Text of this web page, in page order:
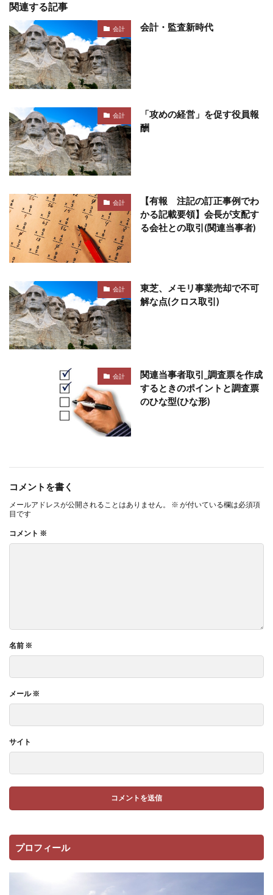
関連する記事
会計 会計・監査新時代
会計
「攻めの経営」を促す役員報
酬
会計
【有報 注記の訂正事例でわ
かる記載要領】会長が支配す
る会社との取引(関連当事者)
会計
東芝、メモリ事業売却で不可
解な点(クロス取引)
会計
関連当事者取引_調査票を作成
するときのポイントと調査票
のひな型(ひな形)
コメントを書く
メールアドレスが公開されることはありません。 ※ が付いている欄は必須項
目です
コメント ※
名前 ※
メール※
サイト
プロフィール